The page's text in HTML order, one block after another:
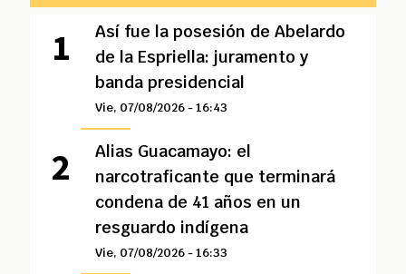
Así fue la posesión de Abelardo
de la Espriella: juramento y
banda presidencial
Vie, 07/08/2026 - 16:43
Alias Guacamayo: el
narcotraficante que terminará
condena de 41 años en un
resguardo indígena
Vie, 07/08/2026 - 16:33